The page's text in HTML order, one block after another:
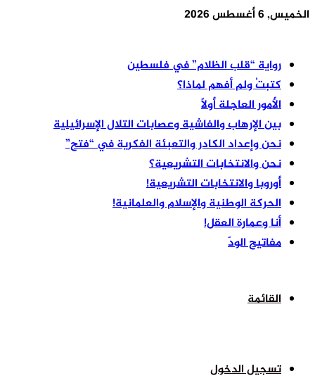
الخميس, 6 أغسطس 2026
رواية “قلب الظلام” في فلسطين
كتبتُ ولم أفهم لماذا؟
الأمور العاجلة أولًا
بين الإرهاب والفاشية وعصابات التلال الإسرائيلية
نحن وإعداد الكادر والتعبئة الفكرية في “فتح”
نحن والانتخابات التشريعية؟
أوروبا والانتخابات التشريعية!
الحركة الوطنية والإسلام والعلمانية!
أنا وعمارة العقل!
مفاتيح الودّ
القائمة
تسجيل الدخول